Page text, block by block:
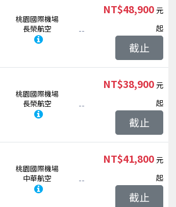
桃園國際機場
長榮航空
--
NT$48,900
起
截止
桃園國際機場
長榮航空
--
NT$38,900
起
截止
桃園國際機場
中華航空
--
NT$41,800
起
截止